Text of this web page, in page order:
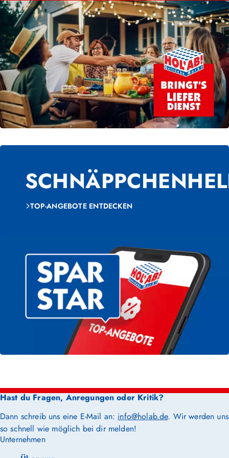
TOP-ANGEBOTE ENTDECKEN
Hast du Fragen, Anregungen oder Kritik?
Dann schreib uns eine E-Mail an: info@holab.de. Wir werden uns
so schnell wie möglich bei dir melden!
Unternehmen